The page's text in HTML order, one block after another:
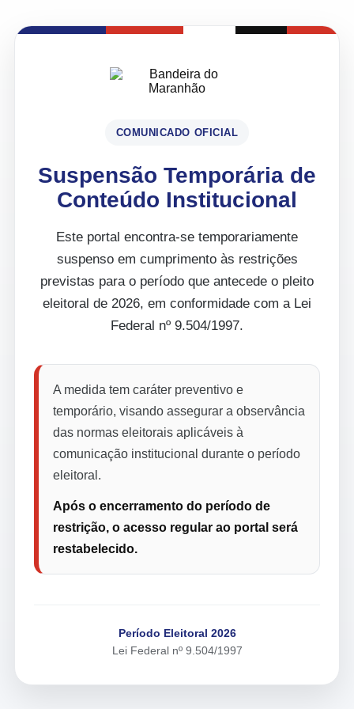
COMUNICADO OFICIAL
Suspensão Temporária de
Conteúdo Institucional
Este portal encontra-se temporariamente
suspenso em cumprimento às restrições
previstas para o período que antecede o pleito
eleitoral de 2026, em conformidade com a Lei
Federal nº 9.504/1997.
A medida tem caráter preventivo e
temporário, visando assegurar a observância
das normas eleitorais aplicáveis à
comunicação institucional durante o período
eleitoral.
Após o encerramento do período de
restrição, o acesso regular ao portal será
restabelecido.
Período Eleitoral 2026
Lei Federal nº 9.504/1997